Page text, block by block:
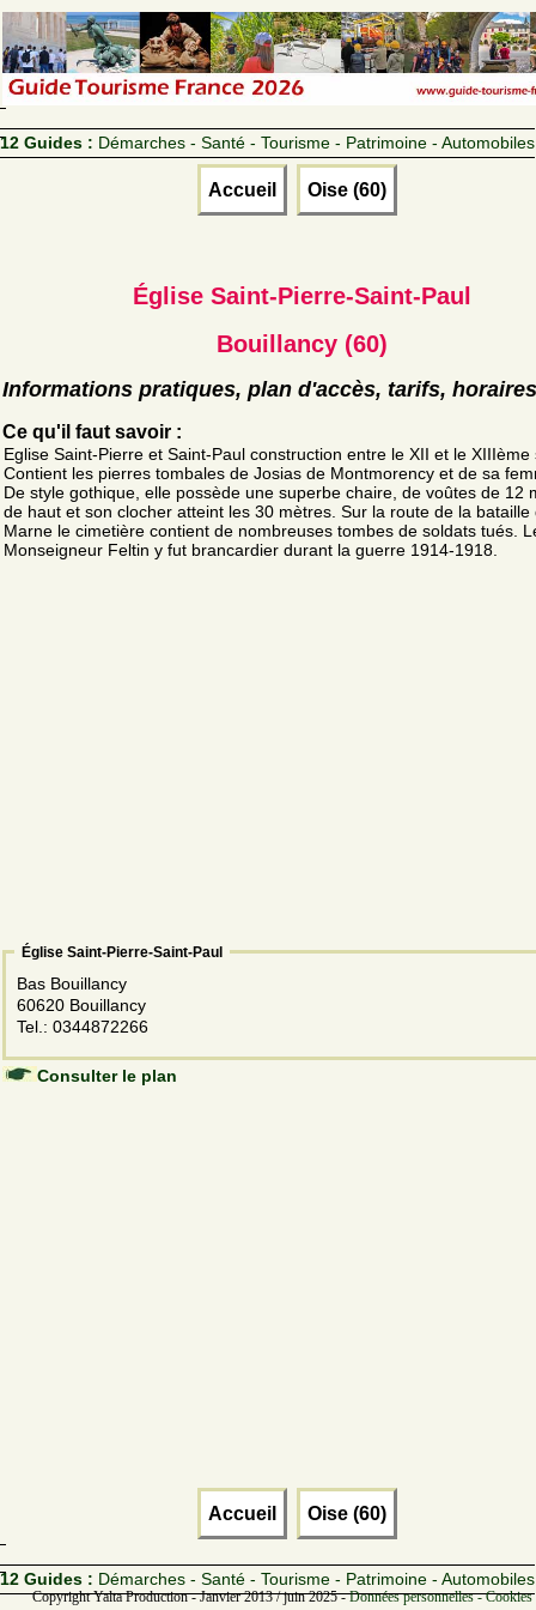
12 Guides : Démarches - Santé - Tourisme - Patrimoine - Automobiles
Accueil Oise (60)
Église Saint-Pierre-Saint-Paul
Bouillancy (60)
Informations pratiques, plan d'accès, tarifs, horaires
Ce qu'il faut savoir :
Eglise Saint-Pierre et Saint-Paul construction entre le XII et le XIIIème
Contient les pierres tombales de Josias de Montmorency et de sa
De style gothique, elle possède une superbe chaire, de voûtes de 12
de haut et son clocher atteint les 30 mètres. Sur la route de la bataille
Marne le cimetière contient de nombreuses tombes de soldats tués.
Monseigneur Feltin y fut brancardier durant la guerre 1914-1918.
Église Saint-Pierre-Saint-Paul
Bas Bouillancy
60620 Bouillancy
Tel.: 0344872266
Consulter le plan
Accueil Oise (60)
12 Guides : Démarches - Santé - Tourisme - Patrimoine - Automobiles
Copyright Yalta Production - Janvier 2013 / juin 2025 -Données personnelles -